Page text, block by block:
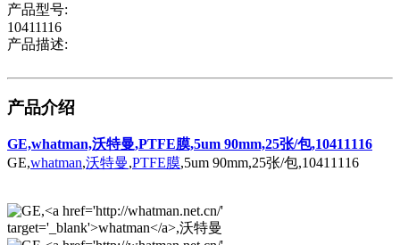
产品型号:
10411116
产品描述:
产品介绍
GE,whatman,沃特曼,PTFE膜,5um 90mm,25张/包,10411116
GE,whatman,沃特曼,PTFE膜,5um 90mm,25张/包,10411116